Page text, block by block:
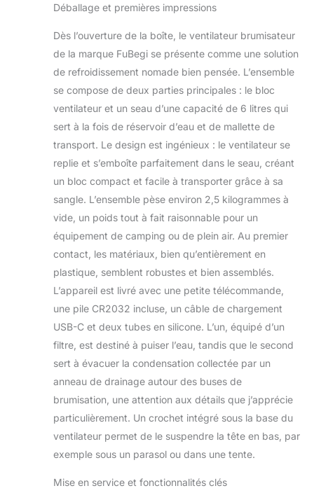
rapidement dans l'environnement à
rend votre peau fraîche. Remarque : si
le ventilateur de brume émet un bruit
de grincement très fort et qu'il ne
semble pas pulvériser de l'eau hors
produit lorsque la batterie du
ventilateur est faible, il suffit de le
brancher pour le recharger. Seau à
eau de 6 L : le ventilateur brumisateur
un seau d'eau de 6 L, la conception
de grande capacité vous permet de
l'utiliser pendant 4 à 7 heures sans le
remplir. Lorsqu'il n'est pas utilisé, le
ventilateur brumisateur portable peut
être retourné et rangé dans le seau,
ce qui le rend facile à ranger et
pratique à transporter directement
lors de vos déplacements à l'extérieur.
Réduit votre température et prend très
déplacements au frais 20 000 mAh et
vitesse du vent réglable : le ventilateur
brumisateur de camping utilise une
batterie au lithium haute performance
de 20 000 mAh, qui peut fournir 5 à 7
heures (ventilateur élevé +
brumisation) ou 12 à 55 heures
(ventilateur uniquement) de temps de
brumisateur est alimenté par un
Déballage et premières impressions
Dès l’ouverture de la boîte, le ventilateur brumisateur
de la marque FuBegi se présente comme une solution
de refroidissement nomade bien pensée. L’ensemble
se compose de deux parties principales : le bloc
ventilateur et un seau d’une capacité de 6 litres qui
sert à la fois de réservoir d’eau et de mallette de
transport. Le design est ingénieux : le ventilateur se
replie et s’emboîte parfaitement dans le seau, créant
un bloc compact et facile à transporter grâce à sa
sangle. L’ensemble pèse environ 2,5 kilogrammes à
vide, un poids tout à fait raisonnable pour un
équipement de camping ou de plein air. Au premier
contact, les matériaux, bien qu’entièrement en
plastique, semblent robustes et bien assemblés.
L’appareil est livré avec une petite télécommande,
une pile CR2032 incluse, un câble de chargement
USB-C et deux tubes en silicone. L’un, équipé d’un
filtre, est destiné à puiser l’eau, tandis que le second
sert à évacuer la condensation collectée par un
anneau de drainage autour des buses de
brumisation, une attention aux détails que j’apprécie
particulièrement. Un crochet intégré sous la base du
ventilateur permet de le suspendre la tête en bas, par
exemple sous un parasol ou dans une tente.
Mise en service et fonctionnalités clés